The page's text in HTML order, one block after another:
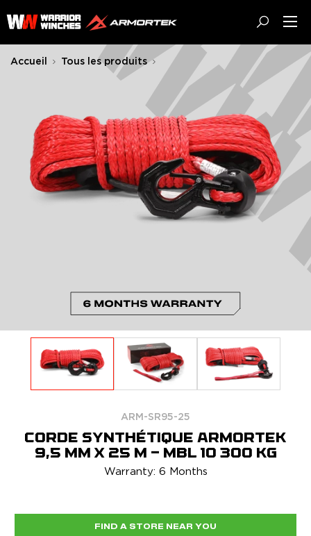
auWarrior
Accueil Tous les produits
ARM-SR95-25
CORDE SYNTHÉTIQUE ARMORTEK
9,5 MM X 25 M - MBL 10 300 KG
Warranty: 6 Months
FIND A STORE NEAR YOU